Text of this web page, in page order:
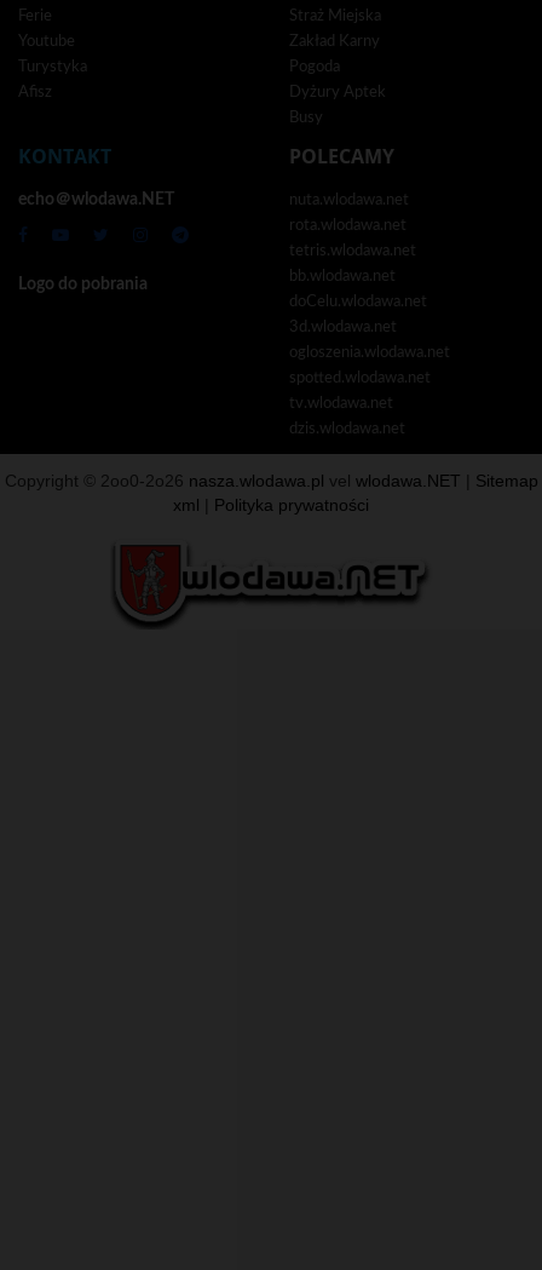
Ferie
Youtube
Turystyka
Afisz
Straż Miejska
Zakład Karny
Pogoda
Dyżury Aptek
Busy
KONTAKT
echo＠wlodawa.NET
Logo do pobrania
POLECAMY
nuta.wlodawa.net
rota.wlodawa.net
tetris.wlodawa.net
bb.wlodawa.net
doCelu.wlodawa.net
3d.wlodawa.net
ogloszenia.wlodawa.net
spotted.wlodawa.net
tv.wlodawa.net
dzis.wlodawa.net
Copyright © 2oo0-2o26 nasza.wlodawa.pl vel wlodawa.NET
Sitemap
xml
Polityka prywatności